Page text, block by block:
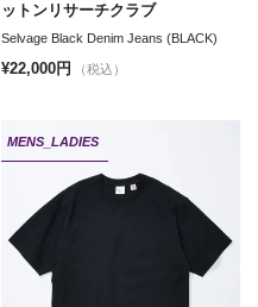
ットンリサーチクラブ
Selvage Black Denim Jeans (BLACK)
¥22,000円 （税込）
MENS_LADIES